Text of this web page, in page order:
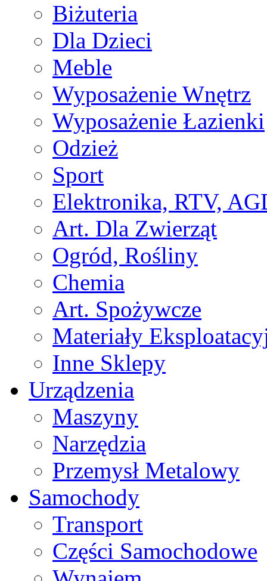
Biżuteria
Dla Dzieci
Meble
Wyposażenie Wnętrz
Wyposażenie Łazienki
Odzież
Sport
Elektronika, RTV,
Art. Dla Zwierząt
Ogród, Rośliny
Chemia
Art. Spożywcze
Materiały
Inne Sklepy
Urządzenia
Maszyny
Narzędzia
Przemysł Metalowy
Samochody
Transport
Części Samochodowe